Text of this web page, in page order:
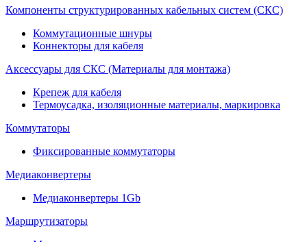
Компоненты структурированных кабельных систем (СКС)
Коммутационные шнуры
Коннекторы для кабеля
Аксессуары для СКС (Материалы для монтажа)
Крепеж для кабеля
Термоусадка, изоляционные материалы, маркировка
Коммутаторы
Фиксированные коммутаторы
Медиаконвертеры
Медиаконвертеры 1Gb
Маршрутизаторы